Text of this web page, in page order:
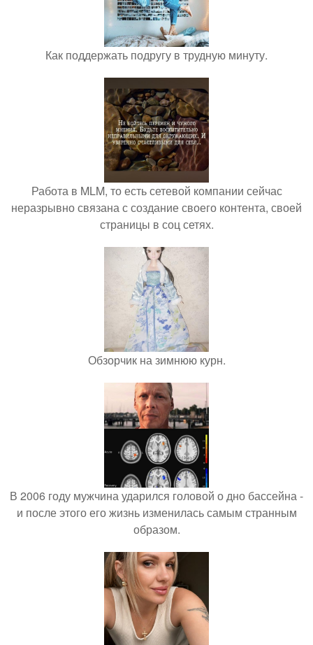
Как поддержать подругу в трудную минуту.
Работа в MLM, то есть сетевой компании сейчас
неразрывно связана с создание своего контента, своей
страницы в соц сетях.
Обзорчик на зимнюю курн.
В 2006 году мужчина ударился головой о дно бассейна -
и после этого его жизнь изменилась самым странным
образом.